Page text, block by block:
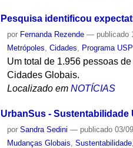
Pesquisa identificou
por Fernanda Rezende — publicado
Metrópoles ,Cidades Programa
Um total de 1.956 pessoas
Cidades Globais.
Localizado em NOTÍCIAS
UrbanSus -
porSandra Sedini — publicado 03/
Mudanças Globais ,Sustentabilidade